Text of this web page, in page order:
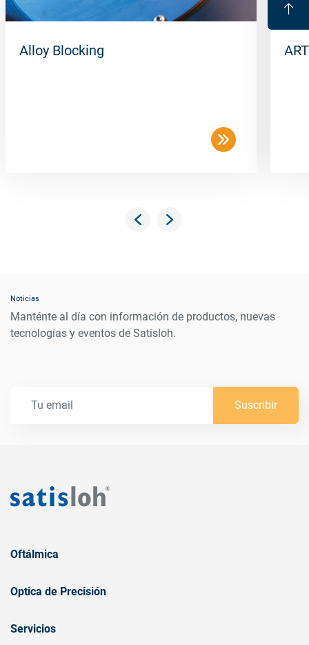
Alloy Blocking
Noticias
Manténte al día con información de productos, nuevas
tecnologías y eventos de Satisloh.
Suscribir
Oftálmica
Optica de Precisión
Servicios